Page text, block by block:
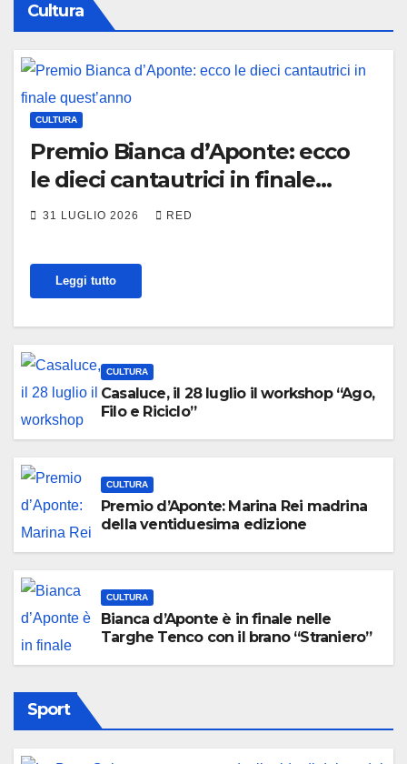
Cultura
CULTURA
Premio Bianca d’Aponte: ecco
le dieci cantautrici in finale
quest’anno
31 LUGLIO 2026 RED
Leggi tutto
CULTURA
Casaluce, il 28 luglio il workshop “Ago,
Filo e Riciclo”
CULTURA
Premio d’Aponte: Marina Rei madrina
della ventiduesima edizione
CULTURA
Bianca d’Aponte è in finale nelle
Targhe Tenco con il brano “Straniero”
Sport